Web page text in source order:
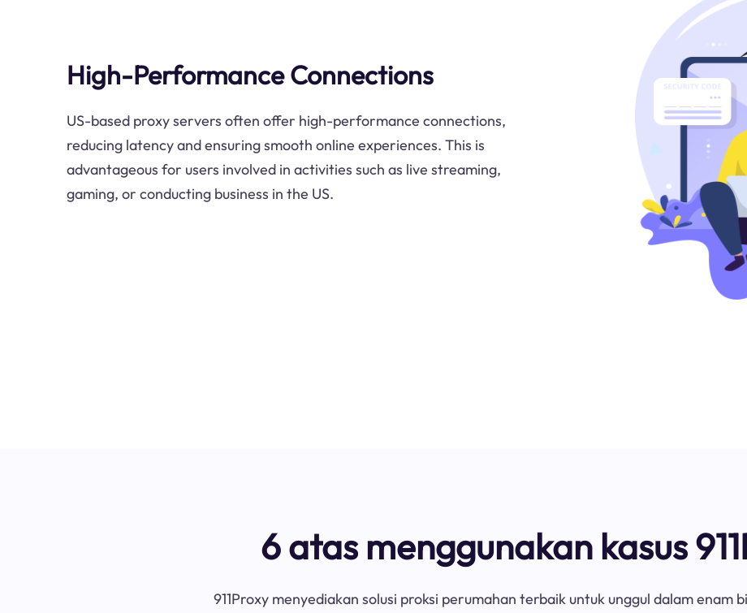
High-Performance Connections
US-based proxy servers often offer high-performance connections,
reducing latency and ensuring smooth online experiences. This is
advantageous for users involved in activities such as live streaming,
gaming, or conducting business in the US.
6 atas menggunakan kasus
911Proxy menyediakan solusi proksi perumahan terbaik untuk unggul dalam enam